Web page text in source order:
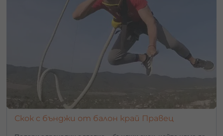
Скок с бънджи от балон край Правец